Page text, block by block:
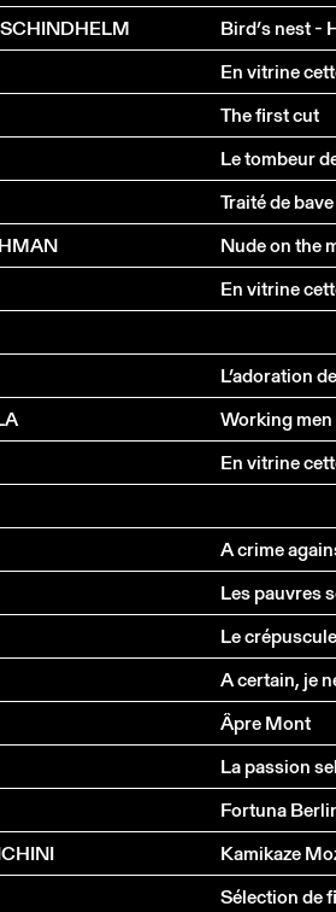
Bird’s nest -
En vitrine
The first cut
Le tombeur
Traité de
Nude on the
En vitrine
Working men
En vitrine
A crime
Les pauvres
Le
A certain, je
Âpre Mont
La passion
Fortuna
Kamikaze
Sélection de